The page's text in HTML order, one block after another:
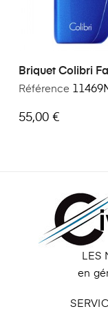
Briquet Colibri
Metalic
Référence
55,00 €
LES
en